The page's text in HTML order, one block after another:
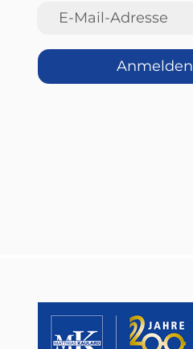
E-Mail-Adresse
Anmelden